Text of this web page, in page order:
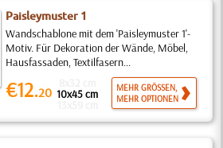
Paisleymuster 1
Wandschablone mit dem 'Paisleymuster 1'-
Motiv. Für Dekoration der Wände, Möbel,
Hausfassaden, Textilfasern...
€12.20 10x45 cm
MEHR GRÖSSEN,
MEHR OPTIONEN